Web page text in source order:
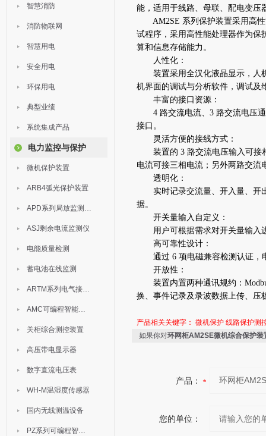
智慧消防
消防物联网
智慧用电
安全用电
环保用电
典型业绩
系统集成产品
电力监控与保护
微机保护装置
ARB4弧光保护装置
APD系列局放监测装置
ASJ剩余电流监测仪
电能质量检测
蓄电池在线监测
ARTM系列电气接点测温装置
AMC可编程智能电测表
关柜综合测控装置
高压带电显示器
数字直流电压表
WH-M温湿度传感器
国内无线测温设备
PZ系列可编程智能表
能，适用于线路、母联、配电变压
AM2SE 系列保护装置采用高性
试程序，采用高性能处理器作为保
算和信息存储能力。
人性化：
装置采用全汉化液晶显示，人机
机界面的调试与分析软件，调试及
丰富的接口资源：
4 路交流电流、3 路交流电压通
接口。
灵活方便的接线方式：
装置的 3 路交流电压输入可接相
电流可接三相电流；另外两路交流
透明化：
实时记录交流量、开入量、开出
据。
开关量输入自定义：
用户可根据需求对开关量输入进
高可靠性设计：
通过 6 项电磁兼容检测认证，
开放性：
装置内置两种通讯规约：
换、事件记录及录波数据上传、压
产品相关关键字： 微机保护 线路保护测
如果你对环网柜AM2SE微机综合保护装
产品：
您的单位：